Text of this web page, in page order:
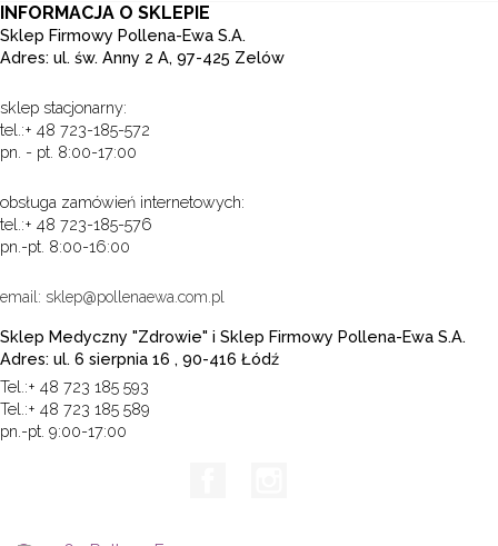
INFORMACJA O SKLEPIE
Sklep Firmowy Pollena-Ewa S.A.
Adres: ul. św. Anny 2 A, 97-425 Zelów
sklep stacjonarny:
tel.:+ 48 723-185-572
pn. - pt. 8:00-17:00
obsługa zamówień internetowych:
tel.:+ 48 723-185-576
pn.-pt. 8:00-16:00
email: sklep@pollenaewa.com.pl
Sklep Medyczny "Zdrowie" i Sklep Firmowy Pollena-Ewa S.A.
Adres: ul. 6 sierpnia 16 , 90-416 Łódź
Tel.:+ 48 723 185 593
Tel.:+ 48 723 185 589
pn.-pt. 9:00-17:00